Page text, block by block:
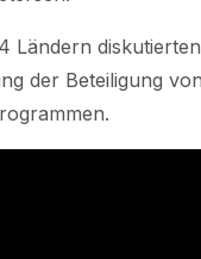
Ländern
der Beteiligung